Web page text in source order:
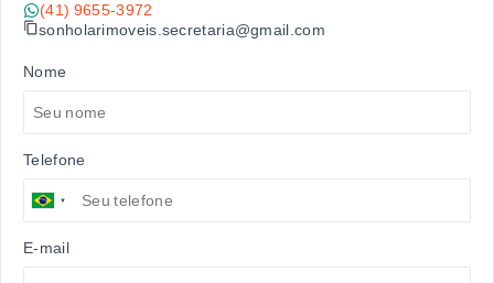
(41) 9655-3972
sonholarimoveis.secretaria@gmail.com
Nome
Telefone
E-mail